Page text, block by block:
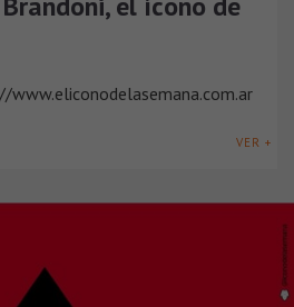
www.eliconodelasemana.com.ar
VER +